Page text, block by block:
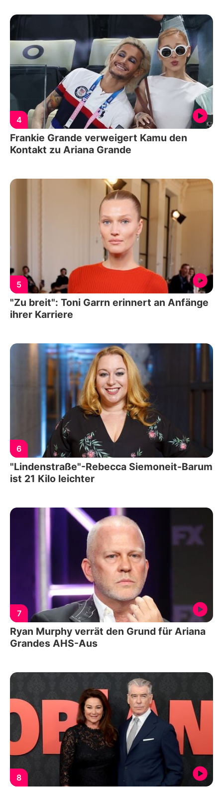
4
Frankie Grande verweigert Kamu den
Kontakt zu Ariana Grande
5
"Zu breit": Toni Garrn erinnert an Anfänge
ihrer Karriere
6
"Lindenstraße"-Rebecca Siemoneit-Barum
ist 21 Kilo leichter
7
Ryan Murphy verrät den Grund für Ariana
Grandes AHS-Aus
8